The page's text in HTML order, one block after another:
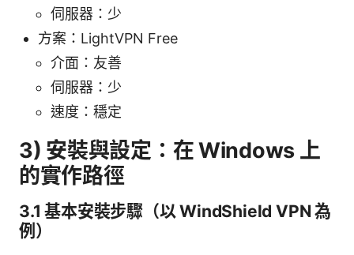
伺服器：少
方案：LightVPN Free
介面：友善
伺服器：少
速度：穩定
3) 安裝與設定：在 Windows 上
的實作路徑
3.1 基本安裝步驟（以 WindShield VPN 為
例）